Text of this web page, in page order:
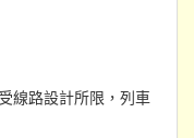
線路設計所限，列車